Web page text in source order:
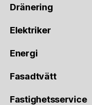
Dränering
Elektriker
Energi
Fasadtvätt
Fastighetsservice